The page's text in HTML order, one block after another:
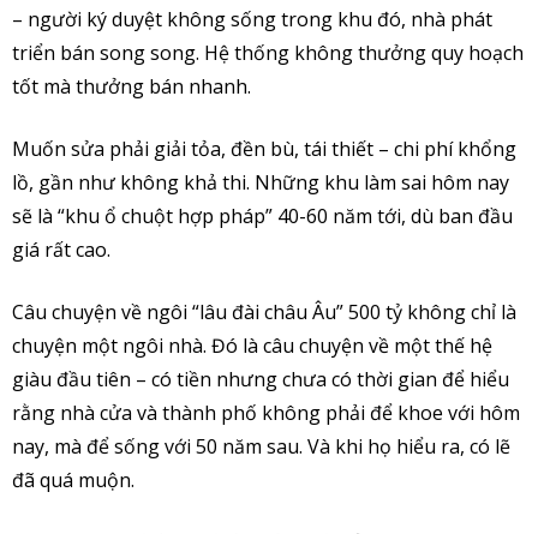
– người ký duyệt không sống trong khu đó, nhà phát
triển bán song song. Hệ thống không thưởng quy hoạch
tốt mà thưởng bán nhanh.
Muốn sửa phải giải tỏa, đền bù, tái thiết – chi phí khổng
lồ, gần như không khả thi. Những khu làm sai hôm nay
sẽ là “khu ổ chuột hợp pháp” 40-60 năm tới, dù ban đầu
giá rất cao.
Câu chuyện về ngôi “lâu đài châu Âu” 500 tỷ không chỉ là
chuyện một ngôi nhà. Đó là câu chuyện về một thế hệ
giàu đầu tiên – có tiền nhưng chưa có thời gian để hiểu
rằng nhà cửa và thành phố không phải để khoe với hôm
nay, mà để sống với 50 năm sau. Và khi họ hiểu ra, có lẽ
đã quá muộn.